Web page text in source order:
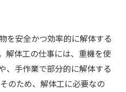
を安全かつ効率的に解体する
解体工の仕事には、重機を使
、手作業で部分的に解体する
のため、解体工に必要なの